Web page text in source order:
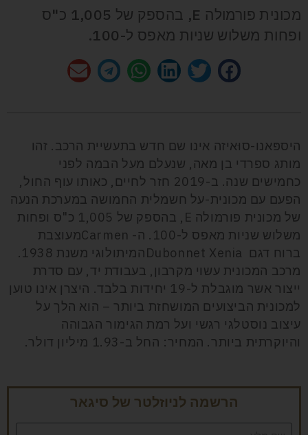
מכונית פורמולה E, בהספק של 1,005 כ"ס
ופחות משלוש שניות מאפס ל-100.
היספּאנו-סוּאיזה אינו שם חדש בתעשיית הרכב. זהו
מותג ספרדי בן מאה, שנעלם מעל הבמה לפני
כחמישים שנה. ב-2019 חזר לחיים, כאותו עוף החול,
הפעם עם מכונית-על חשמלית החמושה במערכת הנעה
של מכונית פורמולה E, בהספק של 1,005 כ"ס ופחות
משלוש שניות מאפס ל-100. ה- Carmenמעוצבת
ברוח דגם Dubonnet Xeniaהמיתולוגי משנת 1938.
מרכב המכונית עשוי מקרבון, בעבודת יד, עם סדרת
ייצור אשר מוגבלת ל-19 יחידות בלבד. היצרן אינו טוען
למכונית הביצועים המושחזת ביותר – הוא הלך על
עיצוב נוסטלגי רגשי ועל רמת הגימור הגבוהה
והיוקרתית ביותר. המחיר: החל ב-1.93 מיליון דולר.
הרשמה לניוזלטר של סיגאר